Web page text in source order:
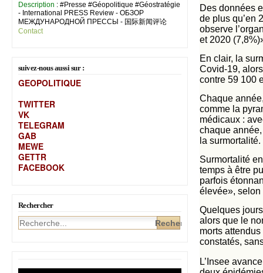
Description : #Presse #Géopolitique #Géostratégie
- International PRESS Review - ОБЗОР
МЕЖДУНАРОДНОЙ ПРЕССЫ - 国际新闻评论
Contact
suivez-nous aussi sur :
GEOPOLITIQUE
TWITTER
VK
TELEGRAM
GAB
MEWE
GETTR
FACEBOOK
Rechercher
Des données
de plus qu’en
observe
et 2020
En clair, la
Covid-19,
contre 59 100
Chaque
comme la
médicaux :
chaque
la surmortalité.
Surmortalité
temps à être
parfois
élevée»,
Quelques
alors que le
morts
constatés,
L’Insee